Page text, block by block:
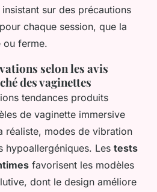
sur des précautions
chaque session, que la
ou ferme.
selon les avis
des vaginettes
tendances produits
de vaginette immersive
réaliste, modes de vibration
hypoallergéniques. Les tests
favorisent les modèles
dont le design améliore